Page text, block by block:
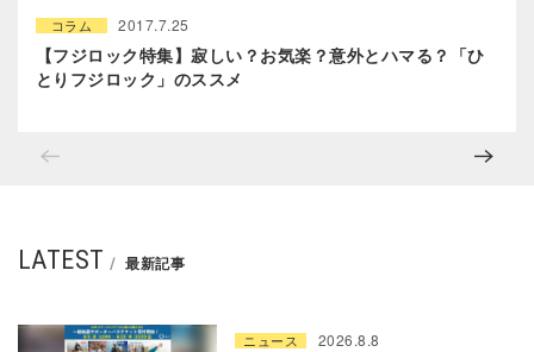
コラム 2017.7.25
【フジロック特集】寂しい？お気楽？意外とハマる？「ひ
とりフジロック」のススメ
LATEST 最新記事
ニュース 2026.8.8